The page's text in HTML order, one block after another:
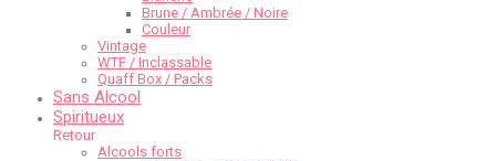
Brune / Ambrée / Noire
Couleur
Vintage
WTF / Inclassable
Quaff Box / Packs
Sans Alcool
Spiritueux
Retour
Alcools forts